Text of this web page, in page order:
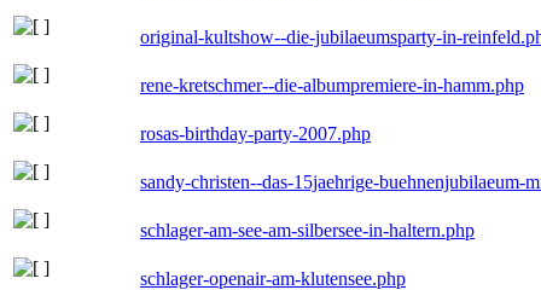
original-kultshow--die-jubilaeumsparty-in-
rene-kretschmer--die-albumpremiere-in-hamm.php
rosas-birthday-party-2007.php
sandy-christen--das-15jaehrige-buehnenjubilaeum-
schlager-am-see-am-silbersee-in-haltern.php
schlager-openair-am-klutensee.php